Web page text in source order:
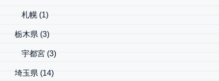
札幌 (1)
栃木県 (3)
宇都宮 (3)
埼玉県 (14)